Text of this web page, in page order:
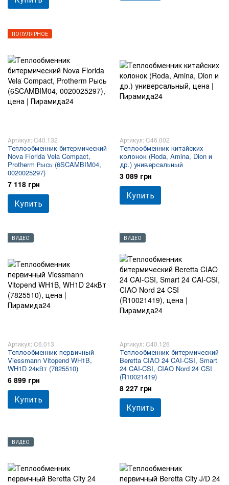
ПОПУЛЯРНОЕ
Артикул: C40.132
Теплообменник битермический
Nova Florida Vela Compact,
Protherm Рысь (6SCAMBIM04,
0020025297)
7 118 грн
Купить
Артикул: C46.002
Теплообменник китайских
колонок (Roda, Amina, Dion и
др.) универсальный
3 089 грн
Купить
ВИДЕО
Артикул: C6.013
Теплообменник первичный
Viessmann Vitopend WH1B,
WH1D 24кВт (7825510)
6 899 грн
Купить
ВИДЕО
Артикул: C40.126
Теплообменник битермический
Beretta CIAO 24 CAI-CSI, Smart
24 CAI-CSI, CIAO Nord 24 CSI
(R10021419)
8 227 грн
Купить
ВИДЕО